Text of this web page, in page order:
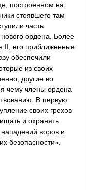
построенном на
стоявшего там
часть
ордена. Более
II, его приближенные
обеспечили
из своих
другие во
чему члены ордена
В первую
своих грехов
и охранять
воров и
безопасности».